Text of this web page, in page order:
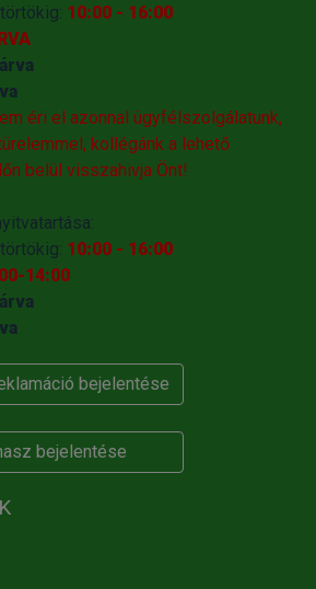
10:00 - 16:00
éri el azonnal ügyfélszolgálatunk,
kollégánk a lehető
belül visszahivja Önt!
10:00 - 16:00
14:00
bejelentése
bejelentése